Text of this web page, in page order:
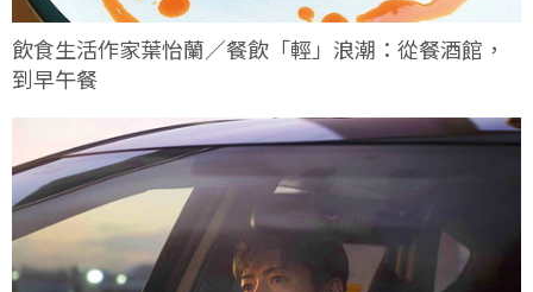
飲食生活作家葉怡蘭／餐飲「輕」浪潮：從餐酒館，
到早午餐